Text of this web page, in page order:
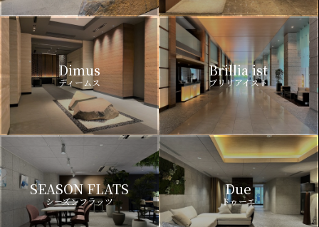
Dimus
ディームス
Brillia ist
ブリリアイスト
SEASON FLATS
シーズンフラッツ
Due
ドゥーエ